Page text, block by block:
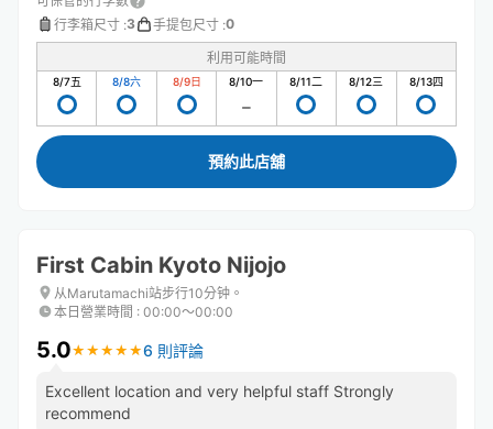
行李箱尺寸 :3 手提包尺寸 :0
利用可能時間
8/7五 8/8六 8/9日 8/10一 8/11二 8/12三 8/13四
預約此店舖
First Cabin Kyoto Nijojo
从Marutamachi站步行10分钟。
本日營業時間 : 00:00〜00:00
5.0★ ★ ★ ★ ★
★ ★ ★ ★ ★6 則評論
Excellent location and very helpful staff Strongly
recommend